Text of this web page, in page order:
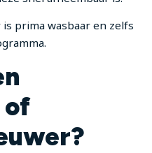
prima wasbaar en zelfs
of